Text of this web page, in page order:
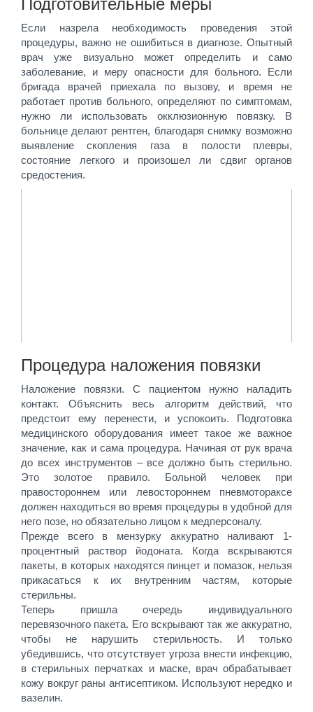
Подготовительные меры
Если назрела необходимость проведения этой
процедуры, важно не ошибиться в диагнозе. Опытный
врач уже визуально может определить и само
заболевание, и меру опасности для больного. Если
бригада врачей приехала по вызову, и время не
работает против больного, определяют по симптомам,
нужно ли использовать окклюзионную повязку. В
больнице делают рентген, благодаря снимку возможно
выявление скопления газа в полости плевры,
состояние легкого и произошел ли сдвиг органов
средостения.
Процедура наложения повязки
Наложение повязки. С пациентом нужно наладить
контакт. Объяснить весь алгоритм действий, что
предстоит ему перенести, и успокоить. Подготовка
медицинского оборудования имеет такое же важное
значение, как и сама процедура. Начиная от рук врача
до всех инструментов – все должно быть стерильно.
Это золотое правило. Больной человек при
правостороннем или левостороннем пневмотораксе
должен находиться во время процедуры в удобной для
него позе, но обязательно лицом к медперсоналу.
Прежде всего в мензурку аккуратно наливают 1-
процентный раствор йодоната. Когда вскрываются
пакеты, в которых находятся пинцет и помазок, нельзя
прикасаться к их внутренним частям, которые
стерильны.
Теперь пришла очередь индивидуального
перевязочного пакета. Его вскрывают так же аккуратно,
чтобы не нарушить стерильность. И только
убедившись, что отсутствует угроза внести инфекцию,
в стерильных перчатках и маске, врач обрабатывает
кожу вокруг раны антисептиком. Используют нередко и
вазелин.